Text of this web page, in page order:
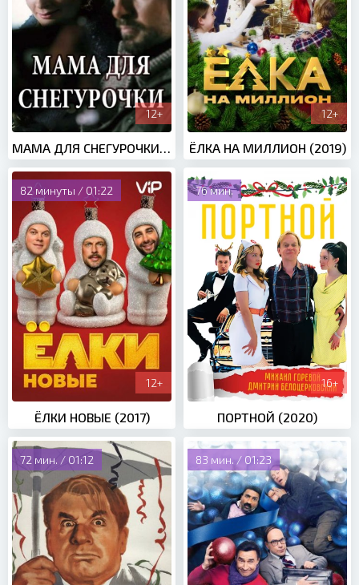
12+
МАМА ДЛЯ СНЕГУРОЧКИ (2017)
12+
ЁЛКА НА МИЛЛИОН (2019)
82 минуты / 01:22
12+
ЁЛКИ НОВЫЕ (2017)
76 мин.
16+
ПОРТНОЙ (2020)
72 мин. / 01:12 83 мин. / 01:23